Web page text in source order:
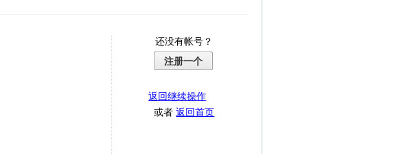
还没有帐号？
注册一个
返回继续操作
或者返回首页